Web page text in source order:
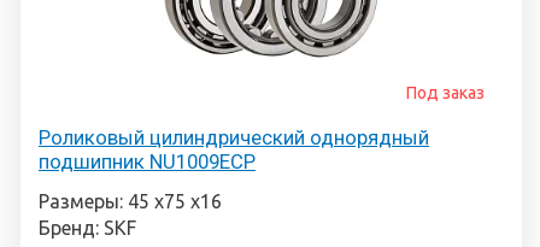
Роликовый цилиндрический однорядный
подшипник NU1009ECP
Под заказ
Размеры: 45 х75 х16
Бренд: SKF